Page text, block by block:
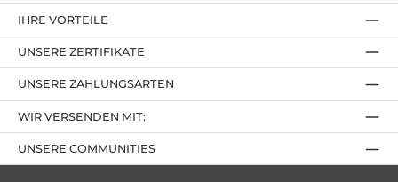
IHRE VORTEILE
UNSERE ZAHLUNGSARTEN
UNSERE ZERTIFIKATE
UNSERE COMMUNITIES
WIR VERSENDEN MIT: